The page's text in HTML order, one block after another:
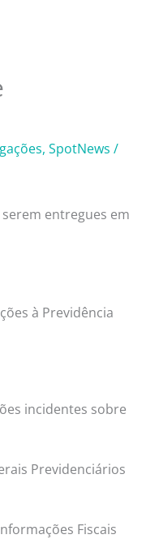
, SpotNews /
entregues em
à Previdência
incidentes sobre
Previdenciários
Fiscais